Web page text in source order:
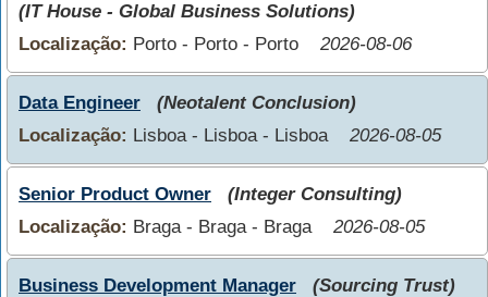
(IT House - Global Business Solutions)
Localização: Porto - Porto - Porto 2026-08-06
Data Engineer
(Neotalent Conclusion)
Localização: Lisboa - Lisboa - Lisboa 2026-08-05
Senior Product Owner
(Integer Consulting)
Localização: Braga - Braga - Braga 2026-08-05
Business Development Manager
(Sourcing Trust)